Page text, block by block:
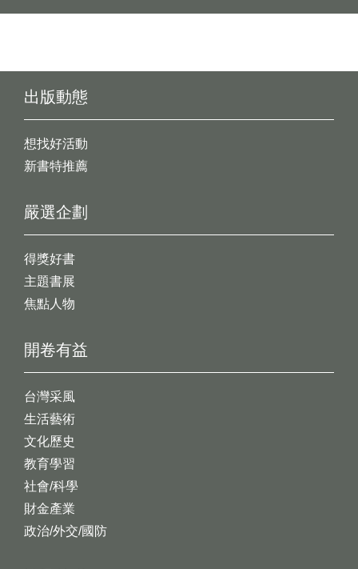
出版動態
想找好活動
新書特推薦
開卷有益
台灣采風
生活藝術
文化歷史
教育學習
社會/科學
財金產業
政治/外交/國防
嚴選企劃
得獎好書
主題書展
焦點人物